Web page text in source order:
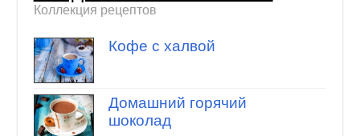
Коллекция рецептов
Кофе с халвой
Домашний горячий
шоколад